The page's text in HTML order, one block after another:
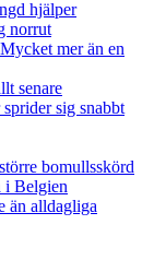
hjälper
norrut
mer än en
senare
sig snabbt
bomullsskörd
i Belgien
än alldagliga